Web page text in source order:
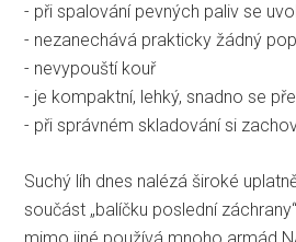
- při spalování pevných paliv se
- nezanechává prakticky žádný
- nevypouští kouř
- je kompaktní, lehký, snadno se
- při správném skladování si
Suchý líh dnes nalézá široké
součást „balíčku poslední